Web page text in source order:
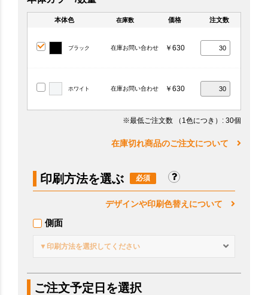
本体色 在庫数 価格 注文数
ブラック 在庫お問い合わせ ￥630
ホワイト 在庫お問い合わせ ￥630
※最低ご注文数 （1色につき） : 30個
在庫切れ商品のご注文について
印刷方法を選ぶ
デザインや印刷色替えについて
側面
▼印刷方法を選択してください
ご注文予定日を選択